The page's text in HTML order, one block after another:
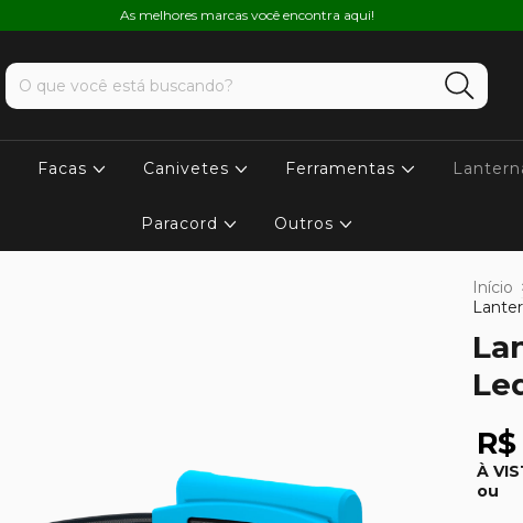
As melhores marcas você encontra aqui!
Facas Canivetes Ferramentas
Paracord Outros
Início
À
ou